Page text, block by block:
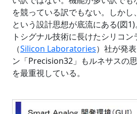
を競っている訳でもない。しかし
という設計思想が底流にある(図
トシグナル技術に長けたシリコ
（Silicon Laboratories）社が発
ン「Precision32」もルネサスの
を最重視している。